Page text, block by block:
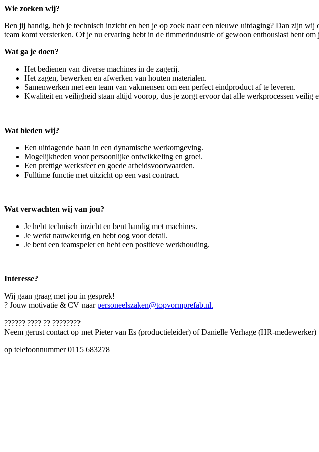
Wie zoeken wij?
Ben jij handig, heb je technisch inzicht en ben je op zoek naar een nieuwe uitdaging? Dan zijn
team komt versterken. Of je nu ervaring hebt in de timmerindustrie of gewoon enthousiast bent
Wat ga je doen?
Het bedienen van diverse machines in de zagerij.
Het zagen, bewerken en afwerken van houten materialen.
Samenwerken met een team van vakmensen om een perfect eindproduct af te leveren.
Kwaliteit en veiligheid staan altijd voorop, dus je zorgt ervoor dat alle werkprocessen veilig
Wat bieden wij?
Een uitdagende baan in een dynamische werkomgeving.
Mogelijkheden voor persoonlijke ontwikkeling en groei.
Een prettige werksfeer en goede arbeidsvoorwaarden.
Fulltime functie met uitzicht op een vast contract.
Wat verwachten wij van jou?
Je hebt technisch inzicht en bent handig met machines.
Je werkt nauwkeurig en hebt oog voor detail.
Je bent een teamspeler en hebt een positieve werkhouding.
Interesse?
Wij gaan graag met jou in gesprek!
? Jouw motivatie & CV naarpersoneelszaken@topvormprefab.nl.
?????? ???? ?? ????????
Neem gerust contact op met Pieter van Es (productieleider) of Danielle Verhage (HR-medewerker)
op telefoonnummer 0115 683278